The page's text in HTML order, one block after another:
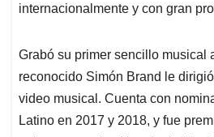
internacionalmente y con gran
Grabó su primer sencillo musical
reconocido Simón Brand le
video musical. Cuenta con
Latino en 2017 y 2018, y fue